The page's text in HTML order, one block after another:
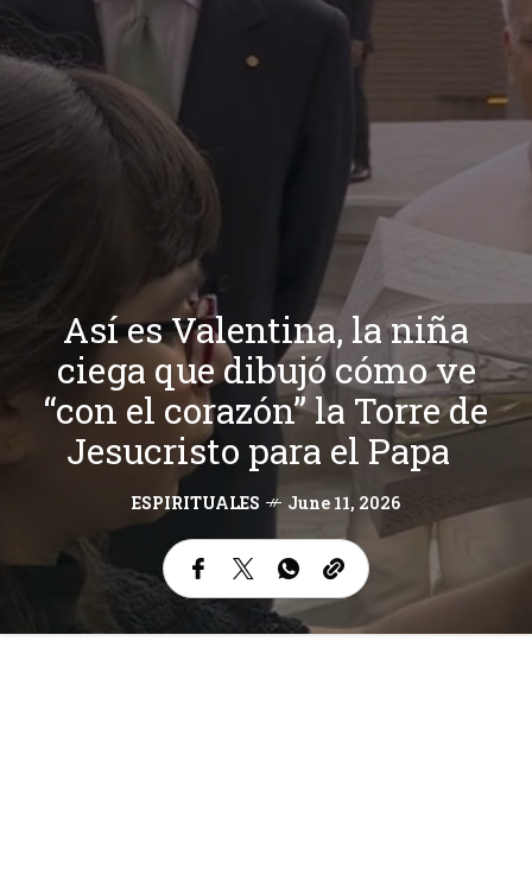
Así es Valentina, la niña
ciega que dibujó cómo ve
“con el corazón” la Torre de
Jesucristo para el Papa
ESPIRITUALES June 11, 2026